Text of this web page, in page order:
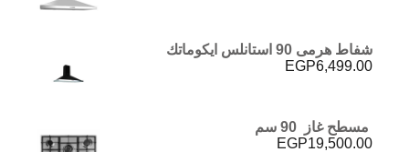
شفاط هرمى 90 استانلس ايكوماتك
EGP6,499.00
مسطح غاز 90 سم
EGP19,500.00